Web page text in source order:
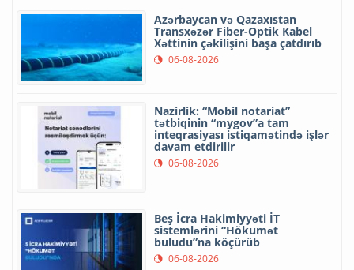
Azərbaycan və Qazaxıstan
Transxəzər Fiber-Optik Kabel
Xəttinin çəkilişini başa çatdırıb
06-08-2026
Nazirlik: “Mobil notariat”
tətbiqinin “mygov”a tam
inteqrasiyası istiqamətində işlər
davam etdirilir
06-08-2026
Beş İcra Hakimiyyəti İT
sistemlərini “Hökumət
buludu”na köçürüb
06-08-2026